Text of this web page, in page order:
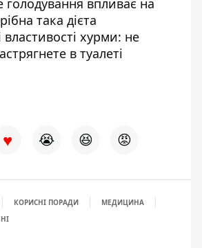
голодування впливає на
така дієта
властивості хурми: не
в туалеті
♥ 😭 😆 😡
КОРИСНІ ПОРАДИ
МЕДИЦИНА